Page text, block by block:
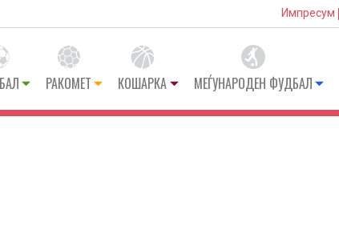
Импресум
РАКОМЕТ КОШАРКА МЕЃУНАРОДЕН ФУДБАЛ